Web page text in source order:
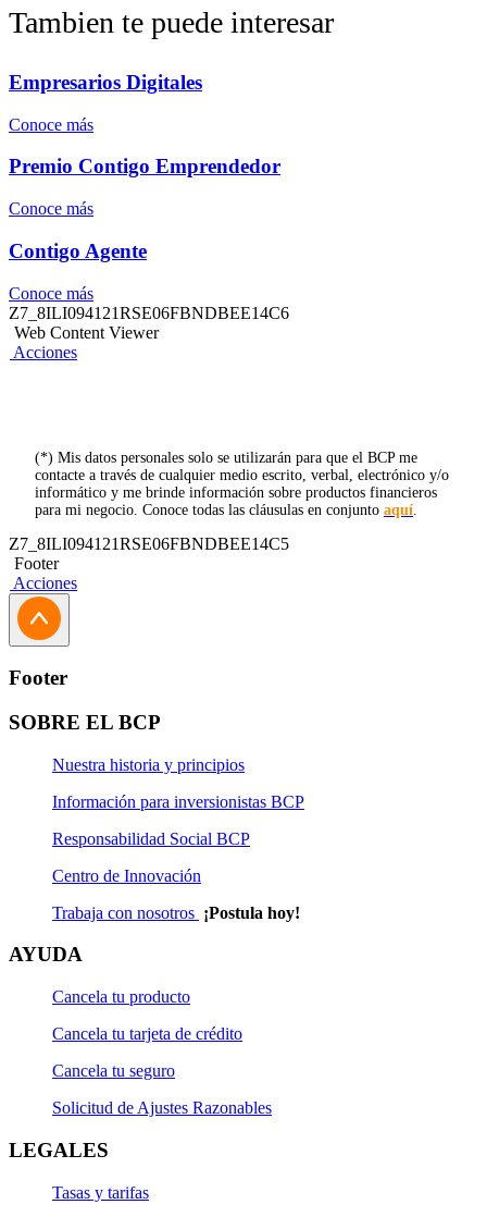
Tambien te puede interesar
Empresarios Digitales
Conoce más
Premio Contigo Emprendedor
Conoce más
Contigo Agente
Conoce más
Z7_8ILI094121RSE06FBNDBEE14C6
Web Content Viewer
Acciones
(*) Mis datos personales solo se utilizarán para que el BCP me
contacte a través de cualquier medio escrito, verbal, electrónico y/o
informático y me brinde información sobre productos financieros
para mi negocio. Conoce todas las cláusulas en conjunto aquí
Z7_8ILI094121RSE06FBNDBEE14C5
Footer
Acciones
Footer
SOBRE EL BCP
Nuestra historia y principios
Información para inversionistas BCP
Responsabilidad Social BCP
Centro de Innovación
Trabaja con nosotros ¡Postula hoy!
AYUDA
Cancela tu producto
Cancela tu tarjeta de crédito
Cancela tu seguro
Solicitud de Ajustes Razonables
LEGALES
Tasas y tarifas